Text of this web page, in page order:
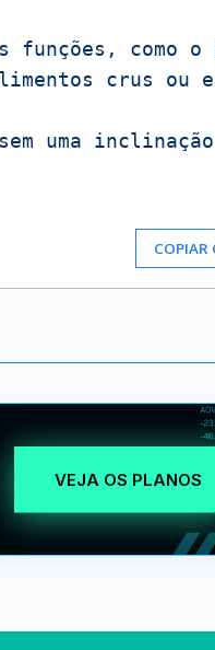
funções, como
crus ou
uma
COPIAR
VEJA OS PLANOS